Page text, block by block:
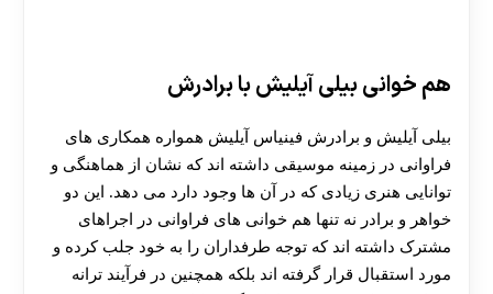
هم خوانی بیلی آیلیش با برادرش
بیلی آیلیش و برادرش فینیاس آیلیش همواره همکاری‌ های
فراوانی در زمینه موسیقی داشته‌ اند که نشان از هماهنگی و
توانایی هنری زیادی که در آن‌ ها وجود دارد می‌ دهد. این دو
خواهر و برادر نه تنها هم‌ خوانی‌ های فراوانی در اجراهای
مشترک داشته‌ اند که توجه طرفداران را به خود جلب کرده و
مورد استقبال قرار گرفته‌ اند بلکه همچنین در فرآیند ترانه‌